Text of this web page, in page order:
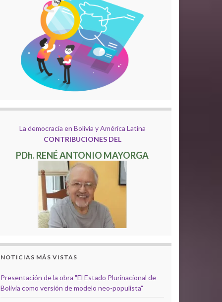
La democracia en Bolivia y América Latina
CONTRIBUCIONES DEL
PDh. RENÉ ANTONIO MAYORGA
NOTICIAS MÁS VISTAS
Presentación de la obra "El Estado Plurinacional de
Bolivia como versión de modelo neo-populista"